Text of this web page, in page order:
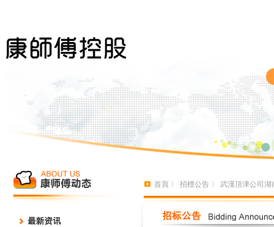
首頁 〉 招標公告 〉 武漢頂津公司